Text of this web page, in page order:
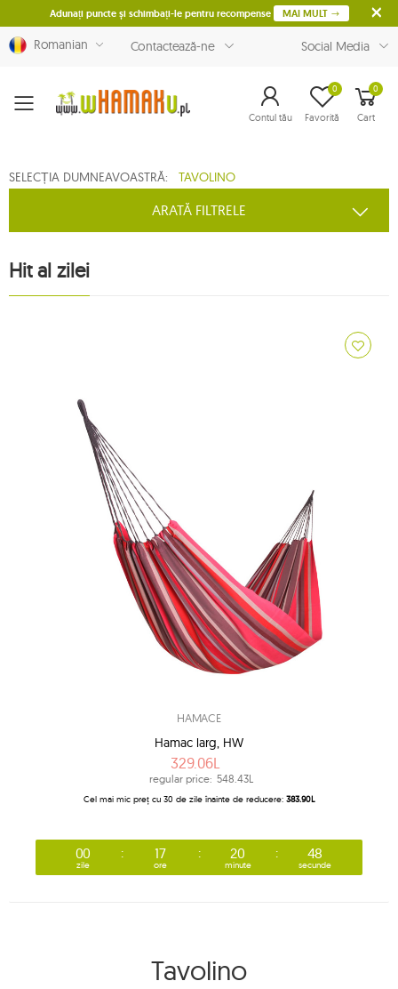
Adunați puncte și schimbați-le pentru recompense MAI MULT
Romanian Contactează-ne Social Media
Menu Contul tău Favorită
0 0
Cart
SELECȚIA DUMNEAVOASTRĂ: TAVOLINO
ARATĂ FILTRELE
Hit al zilei
HAMACE
Hamac larg, HW
329.06L
regular price: 548.43L
Cel mai mic preț cu 30 de zile înainte de reducere: 383.90L
00
zile
17
ore
20
minute
48
secunde
Tavolino